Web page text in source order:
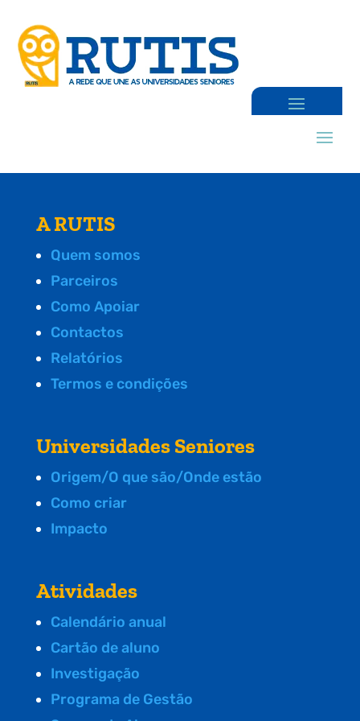
A RUTIS
Quem somos
Parceiros
Como Apoiar
Contactos
Relatórios
Termos e condições
Universidades Seniores
Origem/O que são/Onde estão
Como criar
Impacto
Atividades
Calendário anual
Cartão de aluno
Investigação
Programa de Gestão